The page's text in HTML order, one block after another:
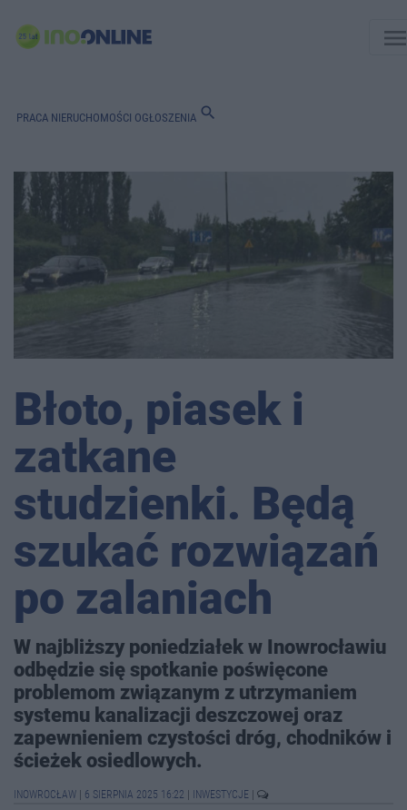
PRACA NIERUCHOMOŚCI OGŁOSZENIA search
Błoto, piasek i
zatkane
studzienki. Będą
szukać rozwiązań
po zalaniach
W najbliższy poniedziałek w Inowrocławiu
odbędzie się spotkanie poświęcone
problemom związanym z utrzymaniem
systemu kanalizacji deszczowej oraz
zapewnieniem czystości dróg, chodników i
ścieżek osiedlowych.
INOWROCŁAW 6 SIERPNIA 2025 16:22 INWESTYCJE